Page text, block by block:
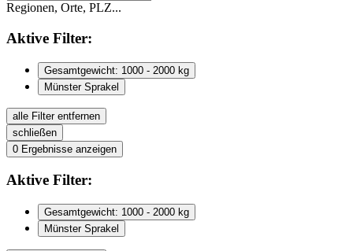
Regionen, Orte, PLZ...
Aktive Filter:
Gesamtgewicht: 1000 - 2000 kg
Münster Sprakel
alle Filter entfernen
schließen
0 Ergebnisse anzeigen
Aktive Filter:
Gesamtgewicht: 1000 - 2000 kg
Münster Sprakel